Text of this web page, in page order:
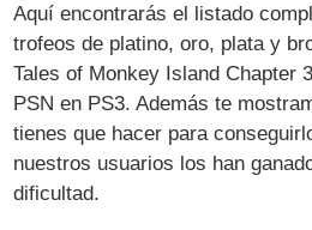
Aquí encontrarás el listado
trofeos de platino, oro, plata y
Tales of Monkey Island Chapter
PSN en PS3. Además te
tienes que hacer para
nuestros usuarios los han
dificultad.